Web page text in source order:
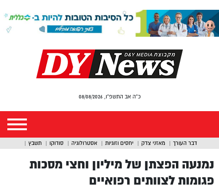
כ"ה אב התשפ"ו, 08/08/2026
דבר העורך מאזני צדק יחסים וזוגיות אסטרולוגיה סודוקו תשבץ
נמנעה הפצתן של מיליון וחצי מסכות
פגומות לצוותים רפואיים